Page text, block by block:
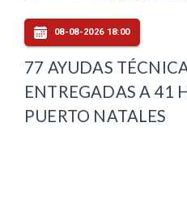
08-08-2026 18:00
77 AYUDAS
ENTREGADAS A 41
PUERTO NATALES